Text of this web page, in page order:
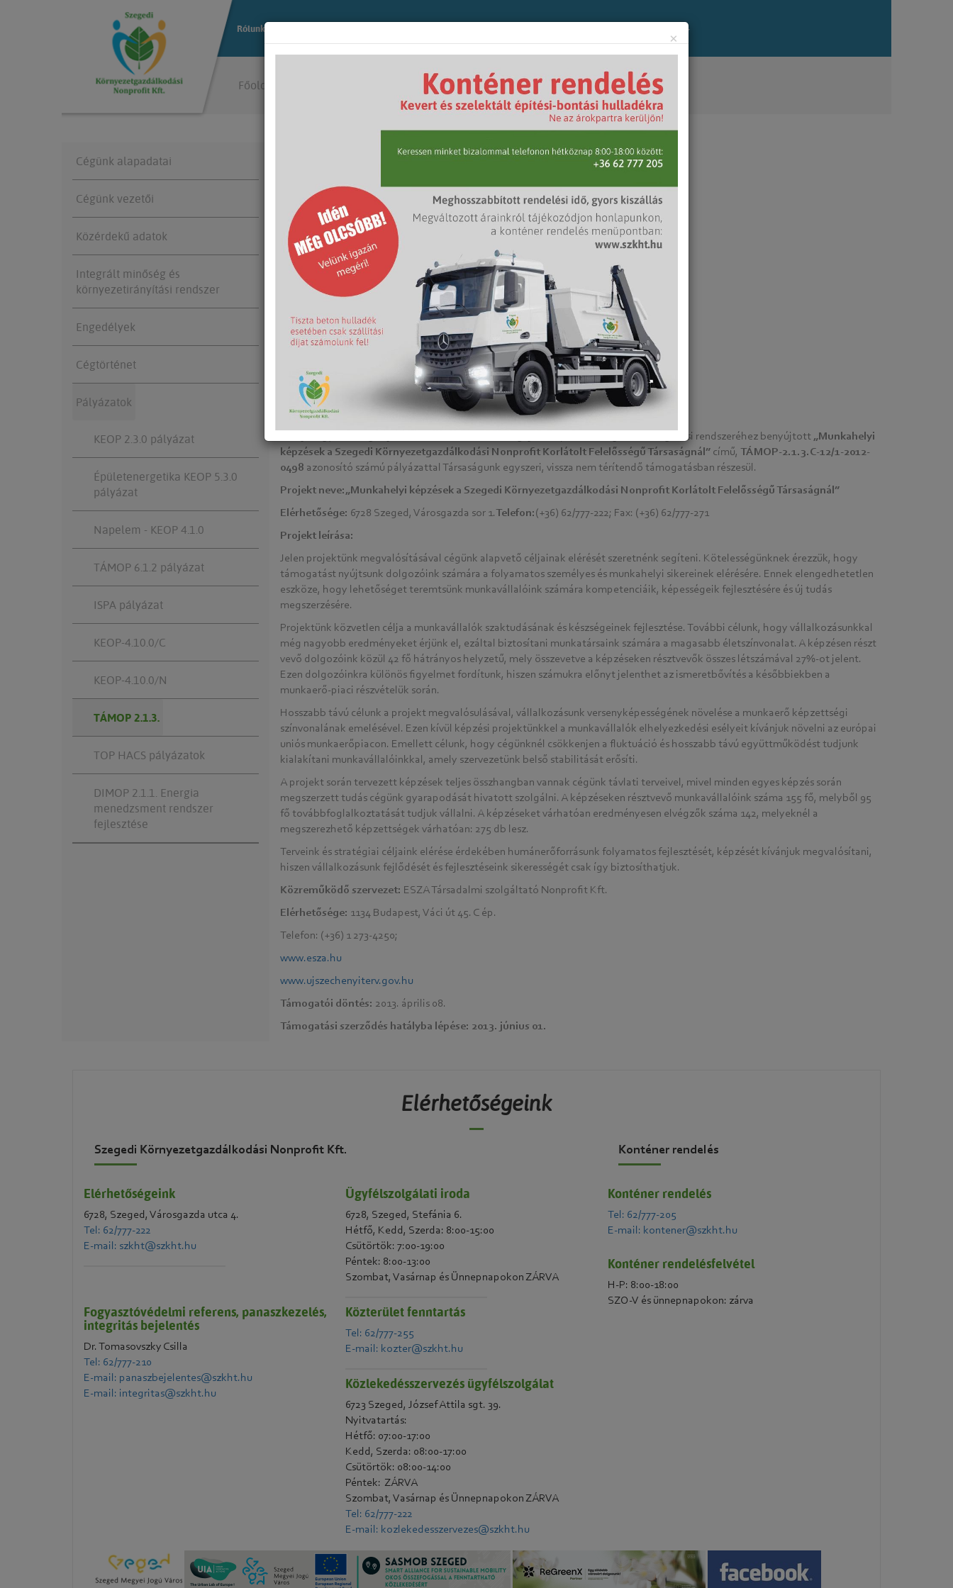
Rólunk
Főoldal TÁMOP 2.1.3.
Cégünk alapadatai
Cégünk vezetői
Közérdekű adatok
Integrált minőség és
környezetirányítási rendszer
Engedélyek
Cégtörténet
Pályázatok
KEOP 2.3.0 pályázat
Épületenergetika KEOP 5.3.0
pályázat
Napelem - KEOP 4.1.0
TÁMOP 6.1.2 pályázat
ISPA pályázat
KEOP-4.10.0/C
KEOP-4.10.0/N
TÁMOP 2.1.3.
TOP HACS pályázatok
DIMOP 2.1.1. Energia
menedzsment rendszer
fejlesztése
Az Új Magyarország Fejlesztési Terv Társadalmi Megújulás Operatív Program támogatási rendszeréhez benyújtott „Munkahelyi
képzések a Szegedi Környezetgazdálkodási Nonprofit Korlátolt Felelősségű Társaságnál”című, TÁMOP-2.1.3.C-12/1-2012-
0498 azonosító számú pályázattal Társaságunk egyszeri, vissza nem térítendő támogatásban részesül.
Projekt neve:„Munkahelyi képzések a Szegedi Környezetgazdálkodási Nonprofit Korlátolt Felelősségű Társaságnál”
Elérhetősége: 6728 Szeged, Városgazda sor 1.Telefon:(+36) 62/777-222; Fax: (+36) 62/777-271
Projekt leírása:
Jelen projektünk megvalósításával cégünk alapvető céljainak elérését szeretnénk segíteni. Kötelességünknek érezzük, hogy
támogatást nyújtsunk dolgozóink számára a folyamatos személyes és munkahelyi sikereinek elérésére. Ennek elengedhetetlen
eszköze, hogy lehetőséget teremtsünk munkavállalóink számára kompetenciáik, képességeik fejlesztésére és új tudás
megszerzésére.
Projektünk közvetlen célja a munkavállalók szaktudásának és készségeinek fejlesztése. További célunk, hogy vállalkozásunkkal
még nagyobb eredményeket érjünk el, ezáltal biztosítani munkatársaink számára a magasabb életszínvonalat. A képzésen részt
vevő dolgozóink közül 42 fő hátrányos helyzetű, mely összevetve a képzéseken résztvevők összes létszámával 27%-ot jelent.
Ezen dolgozóinkra különös figyelmet fordítunk, hiszen számukra előnyt jelenthet az ismeretbővítés a későbbiekben a
munkaerő-piaci részvételük során.
Hosszabb távú célunk a projekt megvalósulásával, vállalkozásunk versenyképességének növelése a munkaerő képzettségi
színvonalának emelésével. Ezen kívül képzési projektünkkel a munkavállalók elhelyezkedési esélyeit kívánjuk növelni az európai
uniós munkaerőpiacon. Emellett célunk, hogy cégünknél csökkenjen a fluktuáció és hosszabb távú együttműködést tudjunk
kialakítani munkavállalóinkkal, amely szervezetünk belső stabilitását erősíti.
A projekt során tervezett képzések teljes összhangban vannak cégünk távlati terveivel, mivel minden egyes képzés során
megszerzett tudás cégünk gyarapodását hivatott szolgálni. A képzéseken résztvevő munkavállalóink száma 155 fő, melyből 95
fő továbbfoglalkoztatását tudjuk vállalni. A képzéseket várhatóan eredményesen elvégzők száma 142, melyeknél a
megszerezhető képzettségek várhatóan: 275 db lesz.
Terveink és stratégiai céljaink elérése érdekében humánerőforrásunk folyamatos fejlesztését, képzését kívánjuk megvalósítani,
hiszen vállalkozásunk fejlődését és fejlesztéseink sikerességét csak így biztosíthatjuk.
Közreműködő szervezet: ESZA Társadalmi szolgáltató Nonprofit Kft.
Elérhetősége: 1134 Budapest, Váci út 45. C ép.
Telefon: (+36) 1 273-4250;
www.esza.hu
www.ujszechenyiterv.gov.hu
Támogatói döntés: 2013. április 08.
Támogatási szerződés hatályba lépése: 2013. június 01.
Elérhetőségeink
Szegedi Környezetgazdálkodási Nonprofit Kft.
Elérhetőségeink
6728, Szeged, Városgazda utca 4.
Tel: 62/777-222
E-mail: szkht@szkht.hu
Ügyfélszolgálati iroda
6728, Szeged, Stefánia 6.
Hétfő, Kedd, Szerda: 8:00-15:00
Csütörtök: 7:00-19:00
Péntek: 8:00-13:00
Szombat, Vasárnap és Ünnepnapokon ZÁRVA
Fogyasztóvédelmi referens, panaszkezelés,
integritás bejelentés
Dr. Tomasovszky Csilla
Tel: 62/777-210
E-mail: panaszbejelentes@szkht.hu
E-mail: integritas@szkht.hu
Közterület fenntartás
Tel: 62/777-255
E-mail: kozter@szkht.hu
Közlekedésszervezés ügyfélszolgálat
6723 Szeged, József Attila sgt. 39.
Nyitvatartás:
Hétfő: 07:00-17:00
Kedd, Szerda: 08:00-17:00
Csütörtök: 08:00-14:00
Péntek: ZÁRVA
Szombat, Vasárnap és Ünnepnapokon ZÁRVA
Tel: 62/777-222
E-mail: kozlekedesszervezes@szkht.hu
Konténer rendelés
Konténer rendelés
Tel: 62/777-205
E-mail: kontener@szkht.hu
Konténer rendelésfelvétel
H-P: 8:00-18:00
SZO-V és ünnepnapokon: zárva
×